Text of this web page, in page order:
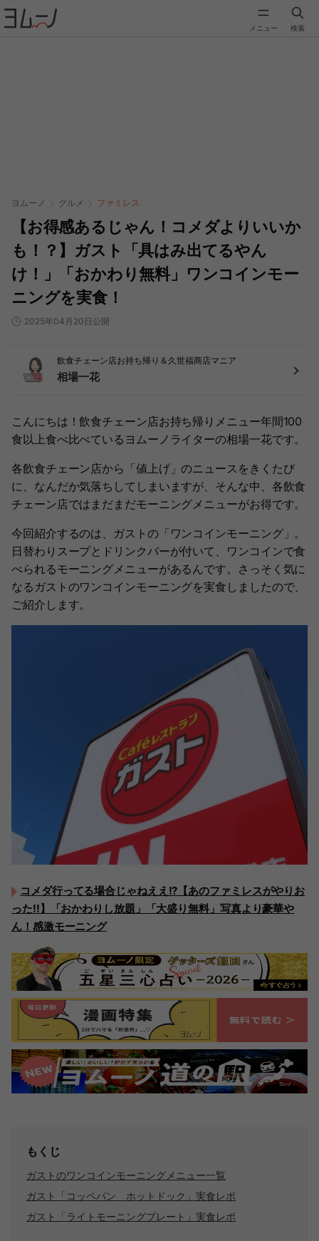
メニュー 検索
ヨムーノ グルメ ファミレス
【お得感あるじゃん！コメダよりいいか
も！？】ガスト「具はみ出てるやん
け！」「おかわり無料」ワンコインモー
ニングを実食！
2025年04月20日公開
飲食チェーン店お持ち帰り＆久世福商店マニア
相場一花
こんにちは！飲食チェーン店お持ち帰りメニュー年間100
食以上食べ比べているヨムーノライターの相場一花です。
各飲食チェーン店から「値上げ」のニュースをきくたび
に、なんだか気落ちしてしまいますが、そんな中、各飲食
チェーン店ではまだまだモーニングメニューがお得です。
今回紹介するのは、ガストの「ワンコインモーニング」。
日替わりスープとドリンクバーが付いて、ワンコインで食
べられるモーニングメニューがあるんです。さっそく気に
なるガストのワンコインモーニングを実食しましたので、
ご紹介します。
コメダ行ってる場合じゃねええ!?【あのファミレスがやりお
った!!】「おかわりし放題」「大盛り無料」写真より豪華や
ん！感激モーニング
もくじ
ガストのワンコインモーニングメニュー一覧
ガスト「コッペパン ホットドック」実食レポ
ガスト「ライトモーニングプレート」実食レポ